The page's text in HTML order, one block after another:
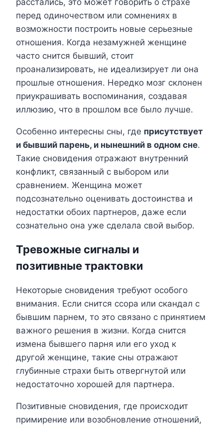
расстались, это может говорить о страхе
перед одиночеством или сомнениях в
возможности построить новые серьезные
отношения. Когда незамужней женщине
часто снится бывший, стоит
проанализировать, не идеализирует ли она
прошлые отношения. Нередко мозг склонен
приукрашивать воспоминания, создавая
иллюзию, что в прошлом все было лучше.
Особенно интересны сны, где присутствует
и бывший парень, и нынешний в одном сне.
Такие сновидения отражают внутренний
конфликт, связанный с выбором или
сравнением. Женщина может
подсознательно оценивать достоинства и
недостатки обоих партнеров, даже если
сознательно она уже сделала свой выбор.
Тревожные сигналы и
позитивные трактовки
Некоторые сновидения требуют особого
внимания. Если снится ссора или скандал с
бывшим парнем, то это связано с принятием
важного решения в жизни. Когда снится
измена бывшего парня или его уход к
другой женщине, такие сны отражают
глубинные страхи быть отвергнутой или
недостаточно хорошей для партнера.
Позитивные сновидения, где происходит
примирение или возобновление отношений,